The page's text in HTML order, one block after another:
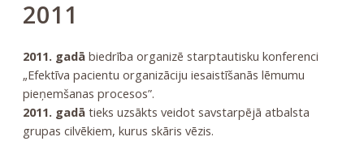
2011
2011. gadābiedrība organizē starptautisku konferenci
„Efektīva pacientu organizāciju iesaistīšanās lēmumu
pieņemšanas procesos”.
2011. gadātieks uzsākts veidot savstarpējā atbalsta
grupas cilvēkiem, kurus skāris vēzis.